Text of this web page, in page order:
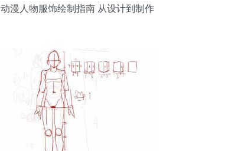
动漫人物服饰绘制指南 从设计到制作